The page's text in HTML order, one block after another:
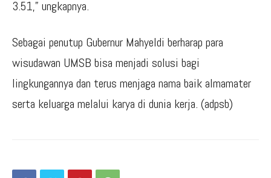
3.51,” ungkapnya.
Sebagai penutup Gubernur Mahyeldi berharap para
wisudawan UMSB bisa menjadi solusi bagi
lingkungannya dan terus menjaga nama baik almamater
serta keluarga melalui karya di dunia kerja. (adpsb)